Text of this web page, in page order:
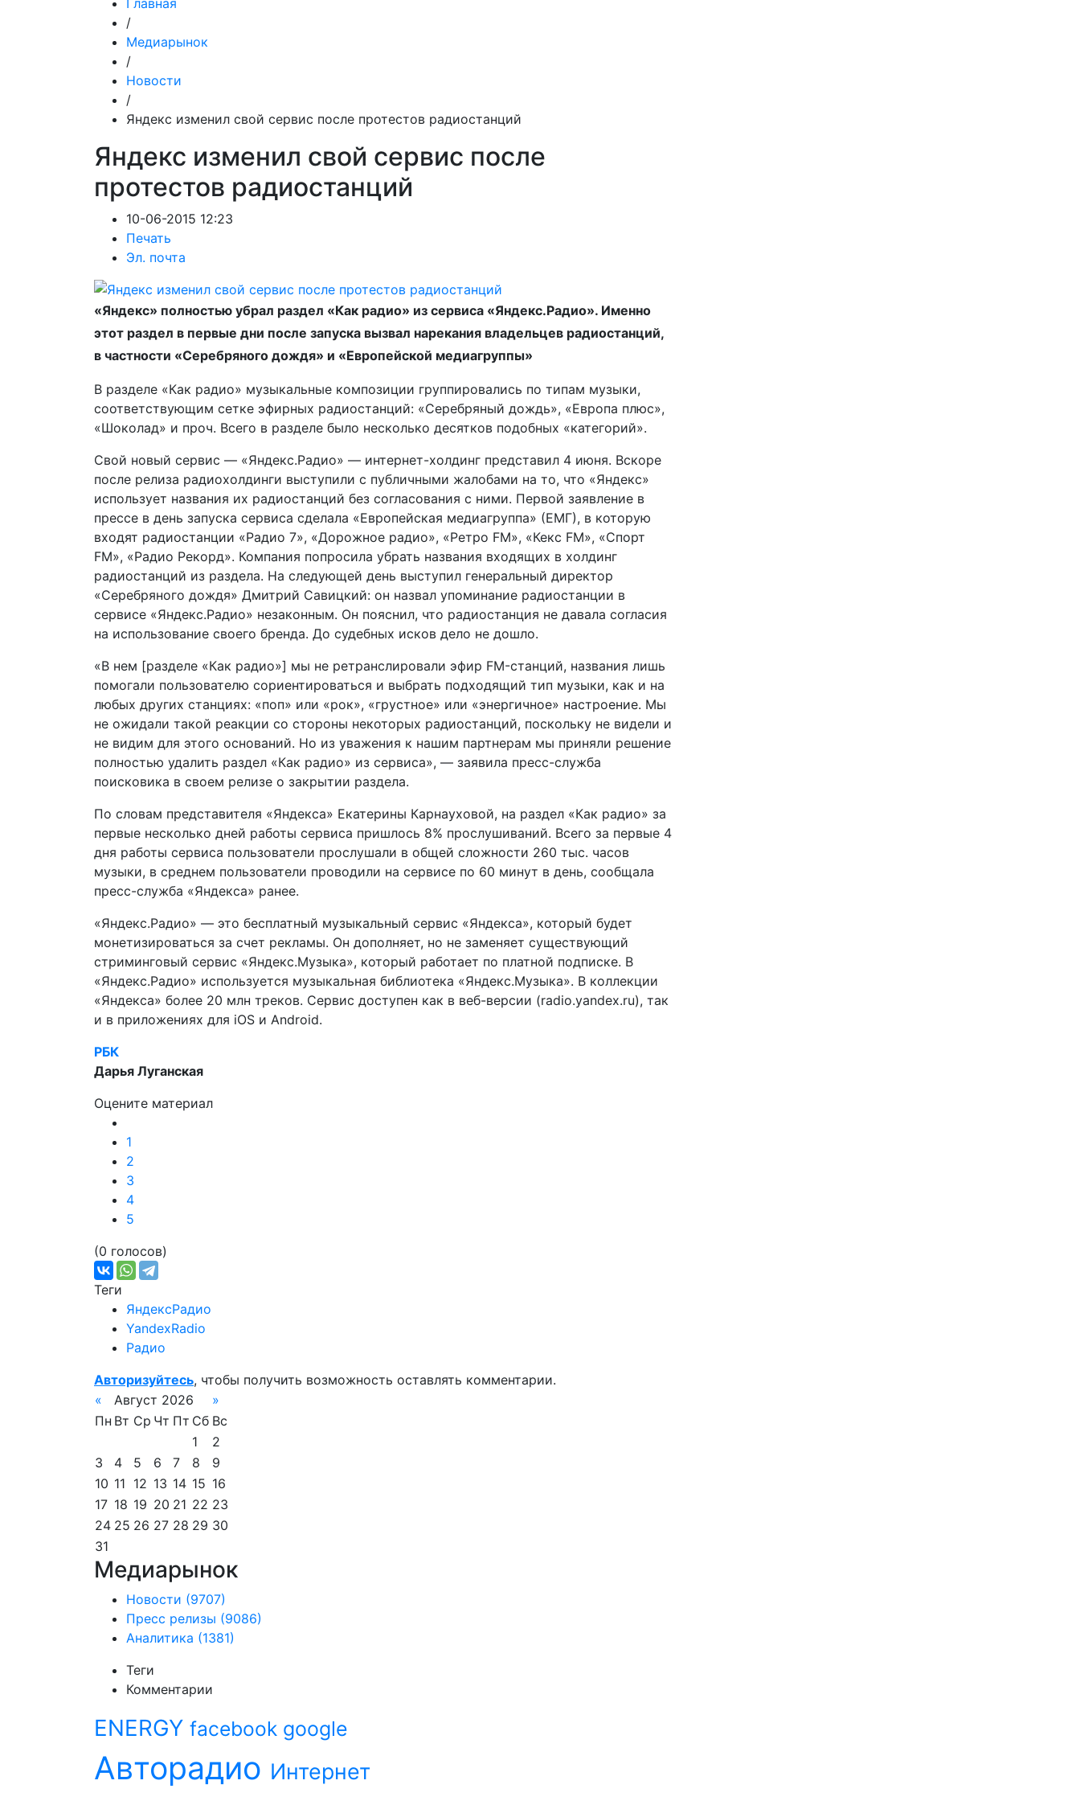
Главная
/
Медиарынок
/
Новости
/
Яндекс изменил свой сервис после протестов радиостанций
Яндекс изменил свой сервис после
протестов радиостанций
10-06-2015 12:23
Печать
Эл. почта
«Яндекс» полностью убрал раздел «Как радио» из сервиса «Яндекс.Радио». Именно
этот раздел в первые дни после запуска вызвал нарекания владельцев радиостанций,
в частности «Серебряного дождя» и «Европейской медиагруппы»
​В разделе «Как радио» музыкальные композиции группировались по типам музыки,
соответствующим сетке эфирных радиостанций: «Серебряный дождь», «Европа плюс»,
«Шоколад» и проч. Всего в разделе было несколько десятков подобных «категорий».
Свой новый сервис — «Яндекс.Радио» — интернет-холдинг представил 4 июня. Вскоре
после релиза радиохолдинги выступили с публичными жалобами на то, что «Яндекс»
использует названия их радиостанций без согласования с ними. Первой заявление в
прессе в день запуска сервиса сделала «Европейская медиагруппа» (ЕМГ), в которую
входят радиостанции «Радио 7», «Дорожное радио», «Ретро FM», «Кекс FM», «Спорт
FM», «Радио Рекорд». Компания попросила убрать названия входящих в холдинг
радиостанций из раздела. На следующей день выступил генеральный директор
«Серебряного дождя» Дмитрий Савицкий: он назвал упоминание радиостанции в
сервисе «Яндекс.Радио» незаконным. Он пояснил, что радиостанция не давала согласия
на использование своего бренда. До судебных исков дело не дошло.
«В нем [разделе «Как радио»] мы не ретранслировали эфир FM-станций, назва​ния лишь
помогали пользователю сориентироваться и выбрать подходящий тип музыки, как и на
любых других станциях: «поп» или «рок», «грустное» или «энергичное» настроение. Мы
не ожидали такой реакции со стороны некоторых радиостанций, поскольку не видели и
не видим для этого оснований. Но из уважения к нашим партнерам мы приняли решение
полностью удалить раздел «Как радио» из сервиса», — заявила пресс-служба
поисковика в своем релизе о закрытии раздела.
По словам представителя «Яндекса» Екатерины Карнауховой, на раздел «Как радио» за
первые несколько дней работы сервиса пришлось 8% прослушиваний. Всего за первые 4
дня работы сервиса пользователи прослушали в общей сложности 260 тыс. часов
музыки, в среднем пользователи проводили на сервисе по 60 минут в день, сообщала
пресс-служба «Яндекса» ранее.
«Яндекс.Радио» — это бесплатный музыкальный сервис «Яндекса», который будет
монетизироваться за счет рекламы. Он дополняет, но не заменяет существующий
стриминговый сервис «Яндекс.Музыка», который работает по платной подписке. В
«Яндекс.Радио» используется музыкальная библиотека «Яндекс.Музыка». В коллекции
«Яндекса» более 20 млн треков. Сервис доступен как в веб-версии (radio.yandex.ru), так
и в приложениях для iOS и Android.
РБК
Дарья Луганская
Оцените материал
1
2
3
4
5
(0 голосов)
Теги
ЯндексРадио
YandexRadio
Радио
Авторизуйтесь, чтобы получить возможность оставлять комментарии.
«
Август 2026
»
Пн Вт Ср Чт Пт Сб Вс
1
2
3
4 5 6 7 8
9
10 11 12 13 14 15 16
17 18 19 20 21 22 23
24 25 26 27 28 29 30
31
Медиарынок
Новости (9707)
Пресс релизы (9086)
Аналитика (1381)
Теги
Комментарии
ENERGY facebook google
Авторадио Интернет